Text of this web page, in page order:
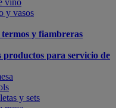
vino
y vasos
y fiambreras
productos para servicio de
y sets